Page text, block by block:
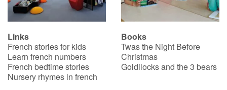
Links
French stories for kids
Learn french numbers
French bedtime stories
Nursery rhymes in french
Books
Twas the Night Before
Christmas
Goldilocks and the 3 bears